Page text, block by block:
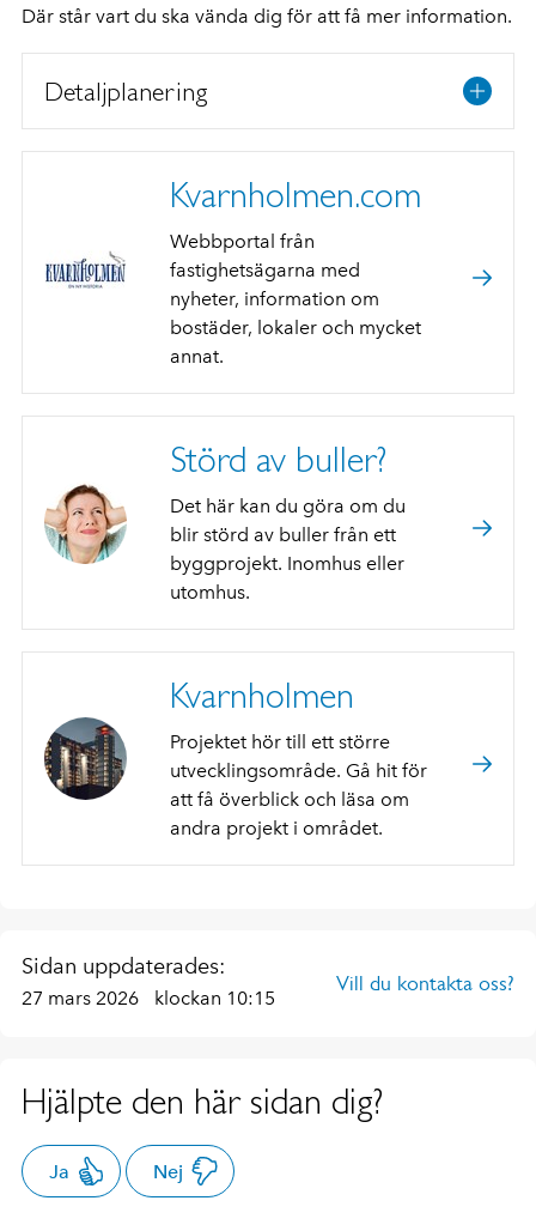
Där står vart du ska vända dig för att få mer information.
Detaljplanering
Kvarnholmen.com
Webbportal från
fastighetsägarna med
nyheter, information om
bostäder, lokaler och mycket
annat.
Störd av buller?
Det här kan du göra om du
blir störd av buller från ett
byggprojekt. Inomhus eller
utomhus.
Kvarnholmen
Projektet hör till ett större
utvecklingsområde. Gå hit för
att få överblick och läsa om
andra projekt i området.
Sidan uppdaterades:
27 mars 2026 klockan 10:15
Vill du kontakta oss?
Hjälpte den här sidan dig?
Ja Nej